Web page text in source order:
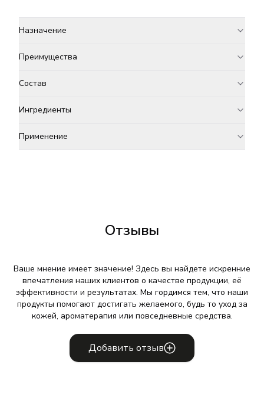
Назначение
Преимущества
Состав
Ингредиенты
Применение
Отзывы
Ваше мнение имеет значение! Здесь вы найдете искренние
впечатления наших клиентов о качестве продукции, её
эффективности и результатах. Мы гордимся тем, что наши
продукты помогают достигать желаемого, будь то уход за
кожей, ароматерапия или повседневные средства.
Добавить отзыв